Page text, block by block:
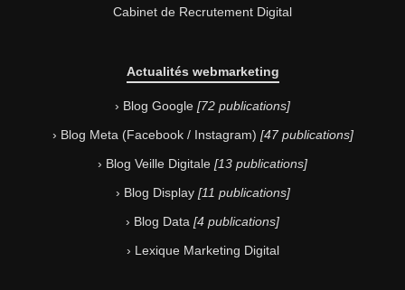
Cabinet de Recrutement Digital
Actualités webmarketing
Blog Google 72 publications
Blog Meta (Facebook / Instagram) 47 publications
Blog Veille Digitale 13 publications
Blog Display 11 publications
Blog Data 4 publications
Lexique Marketing Digital